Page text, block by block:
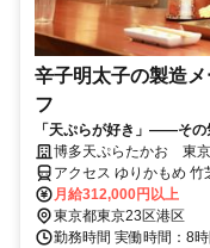
辛子明太子の製造
フ
「天ぷらが好き」――その
ます。
博多天ぷらたかお 東
アクセス ゆりかもめ
歩約5分、都営大江戸線
月給312,000円以上
東京都東京23区港区
勤務時間 実働時間：8